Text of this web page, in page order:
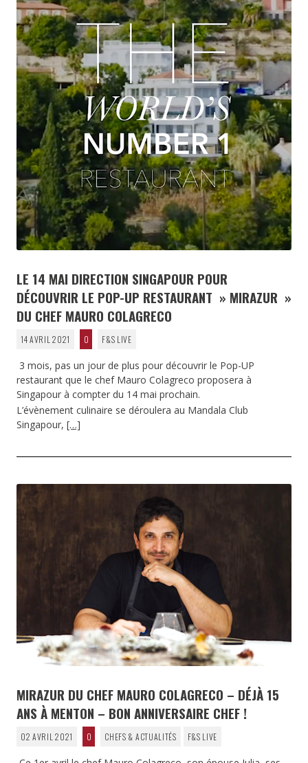
LE 14 MAI DIRECTION SINGAPOUR POUR
DÉCOUVRIR LE POP-UP RESTAURANT » MIRAZUR »
DU CHEF MAURO COLAGRECO
14 AVRIL 2021 0 F&S LIVE
3 mois, pas un jour de plus pour découvrir le Pop-UP
restaurant que le chef Mauro Colagreco proposera à
Singapour à compter du 14 mai prochain.
L’évènement culinaire se déroulera au Mandala Club
Singapour, […]
MIRAZUR DU CHEF MAURO COLAGRECO – DÉJÀ 15
ANS À MENTON – BON ANNIVERSAIRE CHEF !
02 AVRIL 2021 0 CHEFS & ACTUALITÉS F&S LIVE